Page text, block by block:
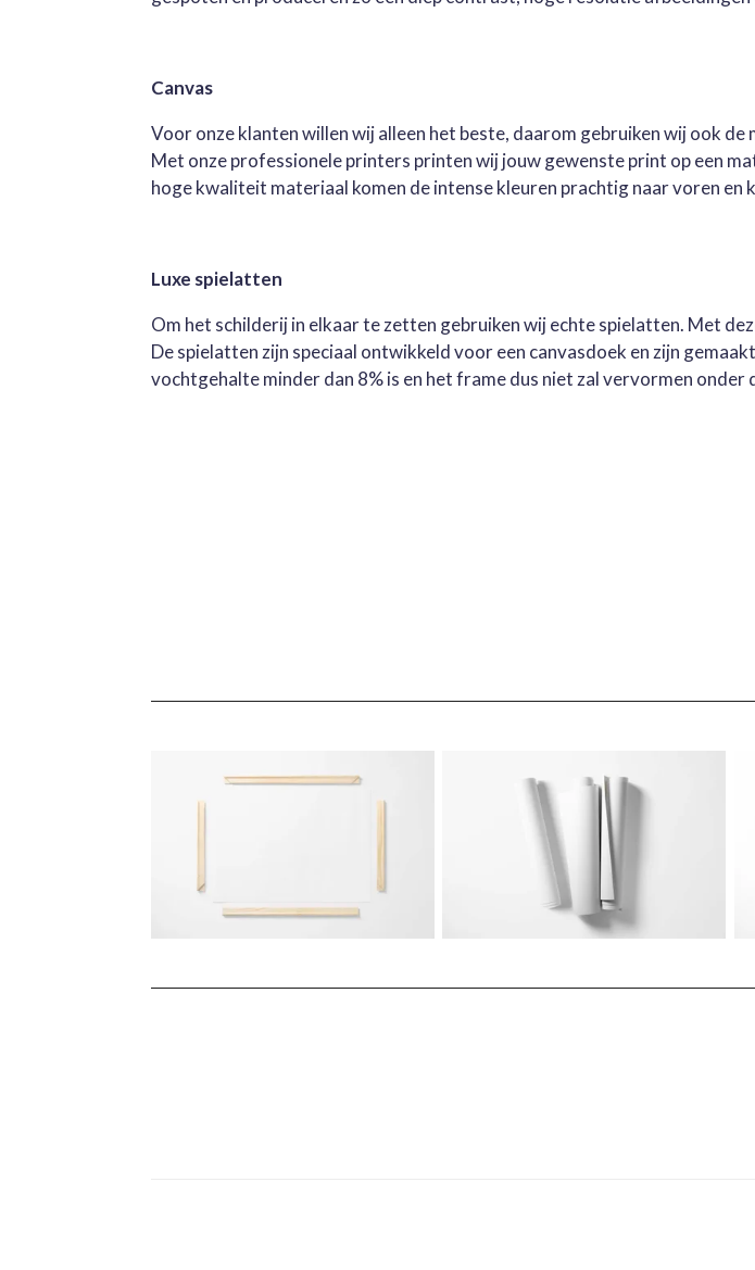
Canvas
Voor onze klanten willen wij alleen het beste, daarom gebruiken wij ook
Met onze professionele printers printen wij jouw gewenste print op een
hoge kwaliteit materiaal komen de intense kleuren prachtig naar voren en
Luxe spielatten
Om het schilderij in elkaar te zetten gebruiken wij echte spielatten. Met
De spielatten zijn speciaal ontwikkeld voor een canvasdoek en zijn
vochtgehalte minder dan 8% is en het frame dus niet zal vervormen onder